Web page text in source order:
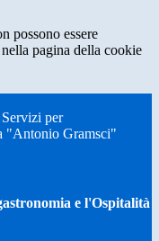
possono essere
pagina della cookie
per
"Antonio Gramsci"
e l'Ospitalità